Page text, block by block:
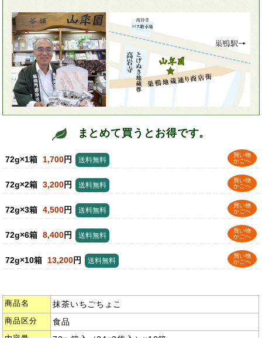
まとめて買うとお得です。
72g×1箱 1,700円
買い物
かごへ
送料無料
72g×2箱 3,200円
買い物
かごへ
送料無料
72g×3箱 4,500円
買い物
かごへ
送料無料
72g×6箱 8,400円
買い物
かごへ
送料無料
72g×10箱 13,200円
買い物
かごへ
送料無料
商品名 抹茶いちごちょこ
商品区分 食品